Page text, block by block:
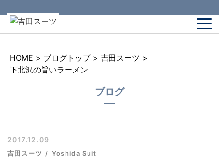
HOME > ブログトップ > 吉田スーツ >
下北沢の旨いラーメン
ブログ
2017.12.09
吉田スーツ Yoshida Suit